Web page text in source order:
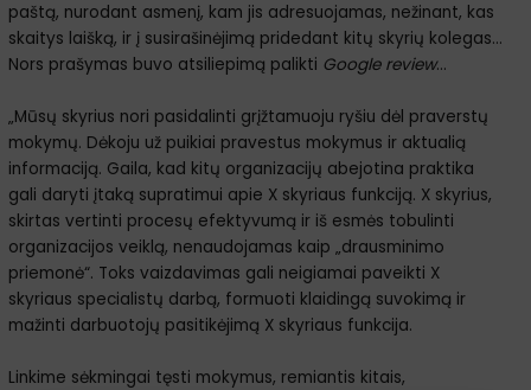
paštą, nurodant asmenį, kam jis adresuojamas, nežinant, kas
skaitys laišką, ir į susirašinėjimą pridedant kitų skyrių kolegas…
Nors prašymas buvo atsiliepimą palikti Google review…
„Mūsų skyrius nori pasidalinti grįžtamuoju ryšiu dėl praverstų
mokymų. Dėkoju už puikiai pravestus mokymus ir aktualią
informaciją. Gaila, kad kitų organizacijų abejotina praktika
gali daryti įtaką supratimui apie X skyriaus funkciją. X skyrius,
skirtas vertinti procesų efektyvumą ir iš esmės tobulinti
organizacijos veiklą, nenaudojamas kaip „drausminimo
priemonė“. Toks vaizdavimas gali neigiamai paveikti X
skyriaus specialistų darbą, formuoti klaidingą suvokimą ir
mažinti darbuotojų pasitikėjimą X skyriaus funkcija.
Linkime sėkmingai tęsti mokymus, remiantis kitais,